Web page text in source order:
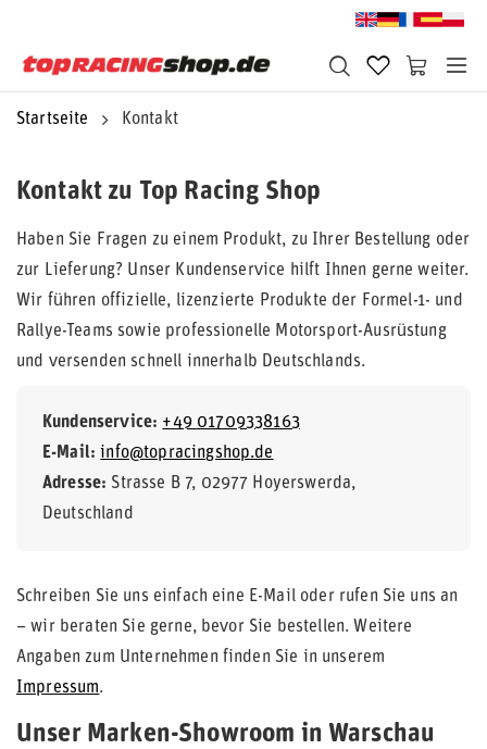
Startseite Kontakt
Kontakt zu Top Racing Shop
Haben Sie Fragen zu einem Produkt, zu Ihrer Bestellung oder
zur Lieferung? Unser Kundenservice hilft Ihnen gerne weiter.
Wir führen offizielle, lizenzierte Produkte der Formel-1- und
Rallye-Teams sowie professionelle Motorsport-Ausrüstung
und versenden schnell innerhalb Deutschlands.
Kundenservice: +49 01709338163
E-Mail: info@topracingshop.de
Adresse: Strasse B 7, 02977 Hoyerswerda,
Deutschland
Schreiben Sie uns einfach eine E-Mail oder rufen Sie uns an
– wir beraten Sie gerne, bevor Sie bestellen. Weitere
Angaben zum Unternehmen finden Sie in unserem
Impressum.
Unser Marken-Showroom in Warschau